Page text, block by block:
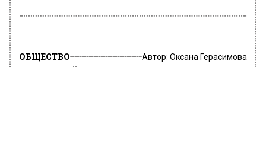
ОБЩЕСТВО Автор: Оксана Герасимова
Мавзолей Ленина и некрополь у